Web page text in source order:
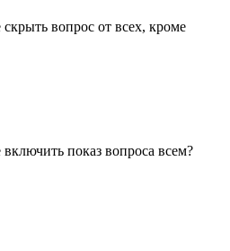
вопрос от всех, кроме
показ вопроса всем?